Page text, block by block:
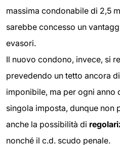
massima condonabile di 2,5
sarebbe concesso un
evasori.
Il nuovo condono, invece, si
prevedendo un tetto ancora
imponibile, ma per ogni anno
singola imposta, dunque non
anche la possibilità di
nonché il c.d. scudo penale.